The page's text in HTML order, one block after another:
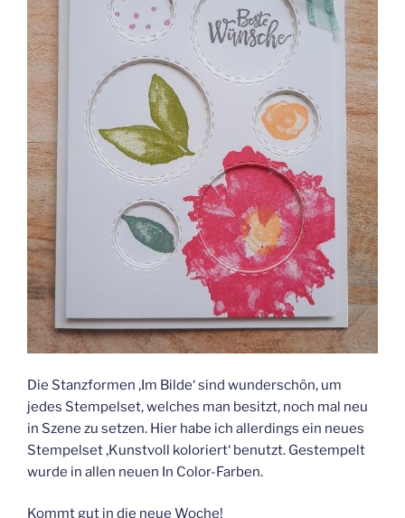
Die Stanzformen ‚Im Bilde‘ sind wunderschön, um
jedes Stempelset, welches man besitzt, noch mal neu
in Szene zu setzen. Hier habe ich allerdings ein neues
Stempelset ‚Kunstvoll koloriert‘ benutzt. Gestempelt
wurde in allen neuen In Color-Farben.
Kommt gut in die neue Woche!